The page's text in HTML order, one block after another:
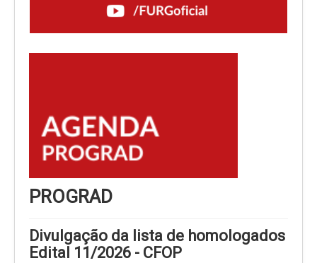
PROGRAD
Divulgação da lista de homologados
Edital 11/2026 - CFOP